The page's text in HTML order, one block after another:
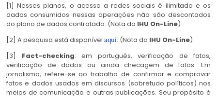
[1] Nesses planos, o acesso a redes sociais é ilimitado e os
dados consumidos nessas operações não são descontados
do plano de dados contratado. (Nota da IHU On-Line)
[2] A pesquisa está disponível aqui. (Nota da IHU On-Line)
[3] Fact-checking: em português, verificação de fatos,
verificação de dados ou ainda checagem de fatos. Em
jornalismo, refere-se ao trabalho de confirmar e comprovar
fatos e dados usados em discursos (sobretudo políticos) nos
meios de comunicação e outras publicações. Seu propósito é